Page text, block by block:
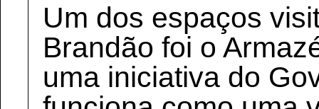
Um dos espaços
Brandão foi o
uma iniciativa do